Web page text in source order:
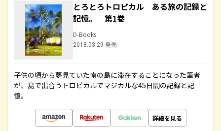
とろとろトロピカル ある旅の記録と
記憶。 第1巻
D-Books
2018.03.29 発売
子供の頃から夢見ていた南の島に滞在することになった筆者
が、島で出合うトロピカルでマジカルな45日間の記録と記
憶。
詳細を見る